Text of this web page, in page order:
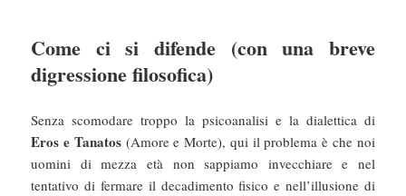
Come ci si difende (con una breve
digressione filosofica)
Senza scomodare troppo la psicoanalisi e la dialettica di
Eros e Tanatos(Amore e Morte), qui il problema è che noi
uomini di mezza età non sappiamo invecchiare e nel
tentativo di fermare il decadimento fisico e nell’illusione di